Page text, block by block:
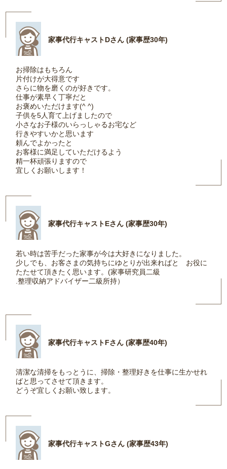
家事代行キャストDさん (家事歴30年)
お掃除はもちろん
片付けが大得意です
さらに物を磨くのが好きです。
仕事が素早く丁寧だと
お褒めいただけます(^ ^)
子供を5人育て上げましたので
小さなお子様のいらっしゃるお宅など
行きやすいかと思います
頼んでよかったと
お客様に満足していただけるよう
精一杯頑張りますので
宜しくお願いします！
家事代行キャストEさん (家事歴30年)
若い時は苦手だった家事が今は大好きになりました。
少しでも、お客さまの気持ちにゆとりが出来ればと お役に
たたせて頂きたく思います。(家事研究員二級
.整理収納アドバイザー二級所持）
家事代行キャストFさん (家事歴40年)
清潔な清掃をもっとうに、掃除・整理好きを仕事に生かせれ
ばと思ってさせて頂きます。
どうぞ宜しくお願い致します。
家事代行キャストGさん (家事歴43年)